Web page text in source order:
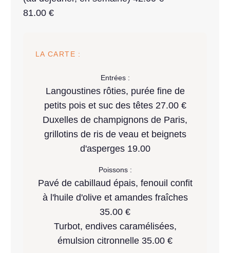
81.00 €
LA CARTE :
Entrées :
Langoustines rôties, purée fine de
petits pois et suc des têtes 27.00 €
Duxelles de champignons de Paris,
grillotins de ris de veau et beignets
d'asperges 19.00
Poissons :
Pavé de cabillaud épais, fenouil confit
à l'huile d'olive et amandes fraîches
35.00 €
Turbot, endives caramélisées,
émulsion citronnelle 35.00 €